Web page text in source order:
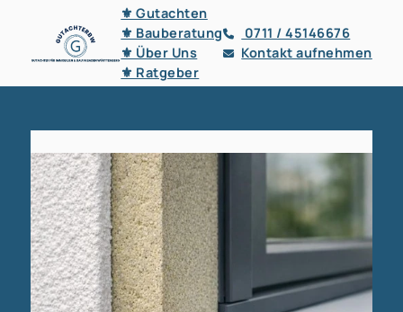
⚜ Gutachten
⚜ Bauberatung
⚜ Über Uns
⚜ Ratgeber
0711 / 45146676
Kontakt aufnehmen